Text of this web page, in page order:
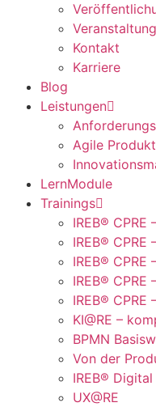
Kontakt
Karriere
Blog
Leistungen
Agile
LernModule
Trainings
IREB® CPRE
IREB® CPRE
IREB® CPRE
IREB® CPRE
IREB®
KI@RE –
BPMN
Von der
IREB®
UX@RE